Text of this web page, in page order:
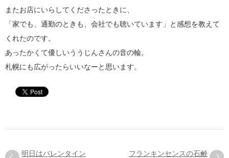
またお店にいらしてくださったときに、
「家でも、通勤のときも、会社でも聴いています」と感想を教えて
くれたのです。
あったかくて優しいううじんさんの音の輪。
札幌にも広がったらいいなーと思います。
明日はバレンタイン フランキンセンスの石鹸